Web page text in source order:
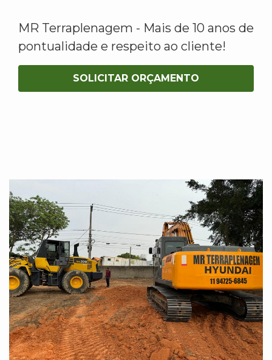
MR Terraplenagem - Mais de 10 anos de
pontualidade e respeito ao cliente!
SOLICITAR ORÇAMENTO